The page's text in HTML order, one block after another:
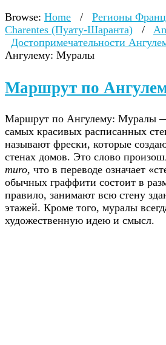
Browse: Home / Регионы
Charentes (Пуату-Шаранта)
/
Достопримечательности
Ангулему: Муралы
Маршрут по
Маршрут по Ангулему: Муралы
самых красивых расписанных
называют фрески, которые
стенах домов. Это слово
muro, что в переводе означает
обычных граффити состоит в
правило, занимают всю стену
этажей. Кроме того, муралы
художественную идею и смысл.